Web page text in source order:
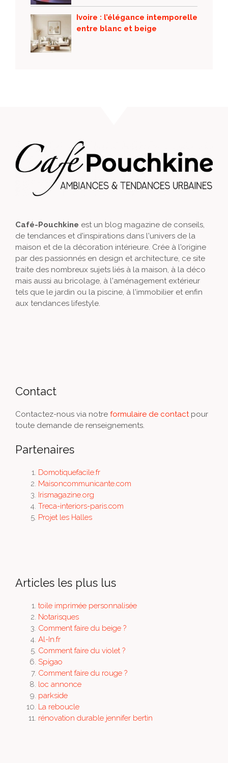
Ivoire : l’élégance intemporelle
entre blanc et beige
Café-Pouchkine est un blog magazine de conseils,
de tendances et d'inspirations dans l'univers de la
maison et de la décoration intérieure. Crée à l'origine
par des passionnés en design et architecture, ce site
traite des nombreux sujets liés à la maison, à la déco
mais aussi au bricolage, à l'aménagement extérieur
tels que le jardin ou la piscine, à l'immobilier et enfin
aux tendances lifestyle.
Contact
Contactez-nous via notre formulaire de contactpour
toute demande de renseignements.
Partenaires
Domotiquefacile.fr
Maisoncommunicante.com
Irismagazine.org
Treca-interiors-paris.com
Projet les Halles
Articles les plus lus
toile imprimée personnalisée
Notarisques
Comment faire du beige ?
Al-In.fr
Comment faire du violet ?
Spigao
Comment faire du rouge ?
loc annonce
parkside
La reboucle
rénovation durable jennifer bertin